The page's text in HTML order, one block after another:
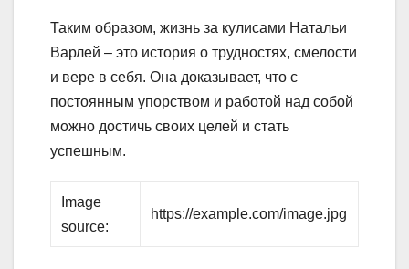
Таким образом, жизнь за кулисами Натальи
Варлей – это история о трудностях, смелости
и вере в себя. Она доказывает, что с
постоянным упорством и работой над собой
можно достичь своих целей и стать
успешным.
Image
source:
https://example.com/image.jpg